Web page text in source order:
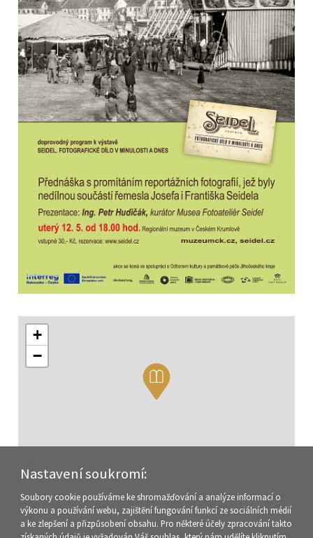
+
−
zpět na přehled akcí
Nastavení soukromí:
Soubory cookie používáme ke shromažďování a analýze informací o
výkonu a používání webu, zajištění fungování funkcí ze sociálních médií
a ke zlepšení a přizpůsobení obsahu. Pro některé účely zpracování takto